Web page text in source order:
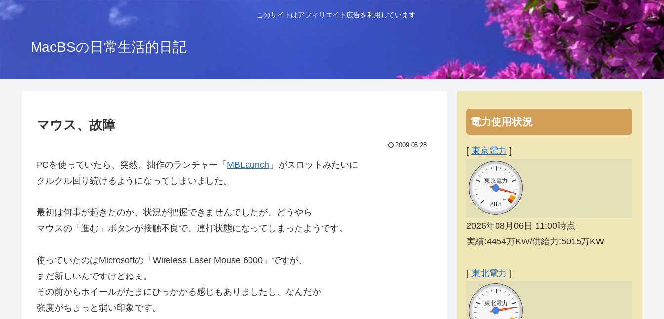
このサイトはアフィリエイト広告を利用しています
MacBSの日常生活的日記
マウス、故障
2009.05.28
PCを使っていたら、突然、拙作のランチャー「 MBLaunch 」がスロットみたいに
クルクル回り続けるようになってしまいました。
最初は何事が起きたのか、状況が把握できませんでしたが、どうやら
マウスの「進む」ボタンが接触不良で、連打状態になってしまったようです。
使っていたのはMicrosoftの「Wireless Laser Mouse 6000」ですが、
まだ新しいんですけどねぇ。
その前からホイールがたまにひっかかる感じもありましたし、なんだか
強度がちょっと弱い印象です。
電力使用状況
[ 東京電力 ]
東京電力
0 100
88.8
2026年08月06日 11:00時点
実績:4454万KW/供給力:5015万KW
[ 東北電力 ]
東北電力